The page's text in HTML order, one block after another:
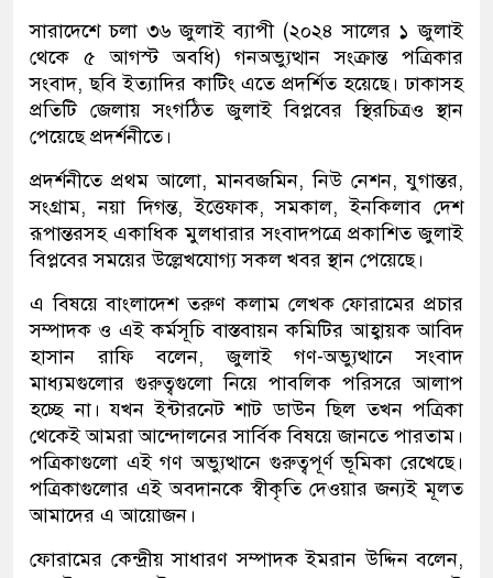
সারাদেশে চলা ৩৬ জুলাই ব্যাপী (২০২৪ সালের ১ জুলাই
থেকে ৫ আগস্ট অবধি) গনঅভ্যুত্থান সংক্রান্ত পত্রিকার
সংবাদ, ছবি ইত্যাদির কাটিং এতে প্রদর্শিত হয়েছে। ঢাকাসহ
প্রতিটি জেলায় সংগঠিত জুলাই বিপ্লবের স্থিরচিত্রও স্থান
পেয়েছে প্রদর্শনীতে।
প্রদর্শনীতে প্রথম আলো, মানবজমিন, নিউ নেশন, যুগান্তর,
সংগ্রাম, নয়া দিগন্ত, ইত্তেফাক, সমকাল, ইনকিলাব দেশ
রূপান্তরসহ একাধিক মুলধারার সংবাদপত্রে প্রকাশিত জুলাই
বিপ্লবের সময়ের উল্লেখযোগ্য সকল খবর স্থান পেয়েছে।
এ বিষয়ে বাংলাদেশ তরুণ কলাম লেখক ফোরামের প্রচার
সম্পাদক ও এই কর্মসূচি বাস্তবায়ন কমিটির আহ্বায়ক আবিদ
হাসান রাফি বলেন, জুলাই গণ-অভ্যুত্থানে সংবাদ
মাধ্যমগুলোর গুরুত্বগুলো নিয়ে পাবলিক পরিসরে আলাপ
হচ্ছে না। যখন ইন্টারনেট শাট ডাউন ছিল তখন পত্রিকা
থেকেই আমরা আন্দোলনের সার্বিক বিষয়ে জানতে পারতাম।
পত্রিকাগুলো এই গণ অভ্যুত্থানে গুরুত্বপূর্ণ ভূমিকা রেখেছে।
পত্রিকাগুলোর এই অবদানকে স্বীকৃতি দেওয়ার জন্যই মূলত
আমাদের এ আয়োজন।
ফোরামের কেন্দ্রীয় সাধারণ সম্পাদক ইমরান উদ্দিন বলেন,